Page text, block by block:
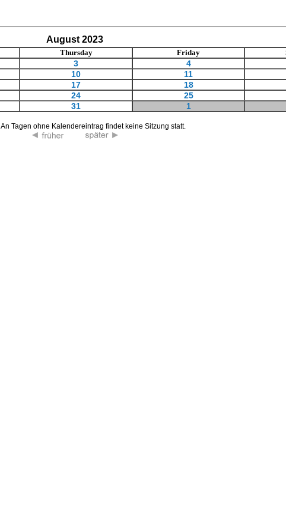
August 2023
Thursday Friday
3 4
10 11
17 18
24 25
31 1
An Tagen ohne Kalendereintrag findet keine Sitzung statt.